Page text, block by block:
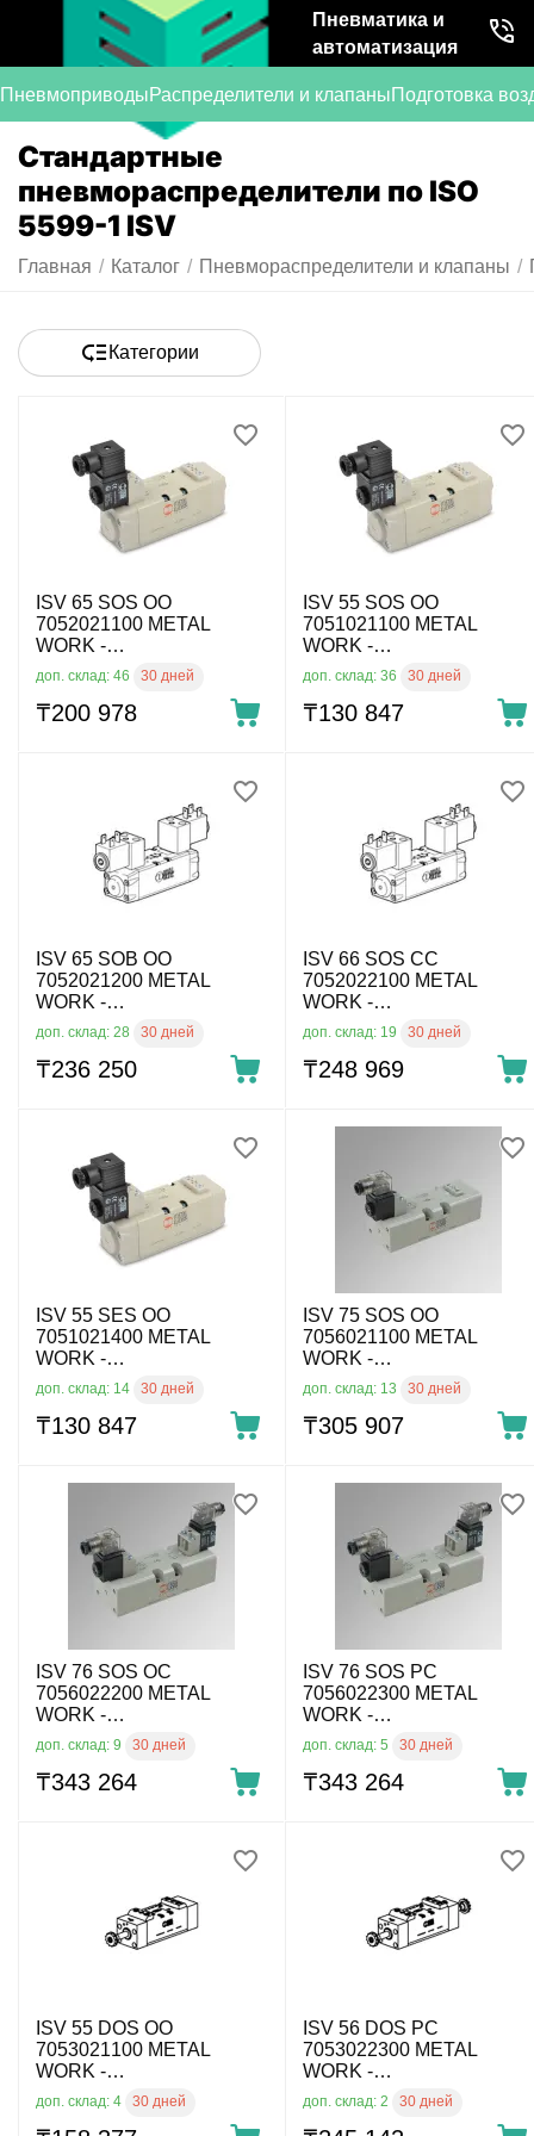
Пневматика и
автоматизация
ПневмоприводыРаспределители и клапаныПодготовка
Стандартные
пневмораспределители по ISO
5599-1 ISV
Главная / Каталог / Пневмораспределители и клапаны /
Категории
ISV 65 SOS OO
7052021100 METAL
WORK -
Пневмораспределитель
по ISO 5599 эл. упр., 5/2
моност., ISO 2, без катуш.
доп. склад: 46 30 дней
₸200 978
ISV 55 SOS OO
7051021100 METAL
WORK -
Пневмораспределитель
по ISO 5599 эл. упр., 5/2
моност., ISO 1, без катуш.
доп. склад: 36 30 дней
₸130 847
ISV 65 SOB OO
7052021200 METAL
WORK -
Пневмораспределитель
по ISO 5599 эл.. упр., 5/2
бист., ISO 2, без катуш.
доп. склад: 28 30 дней
₸236 250
ISV 66 SOS CC
7052022100 METAL
WORK -
Пневмораспределитель
по ISO 5599 эл.. упр., 5/3
закрыт, ISO 2, без катуш.
доп. склад: 19 30 дней
₸248 969
ISV 55 SES OO
7051021400 METAL
WORK -
Пневмораспределитель
по ISO 5599 эл. упр., 5/2
моност., ISO 1, без катуш.
доп. склад: 14 30 дней
₸130 847
ISV 75 SOS OO
7056021100 METAL
WORK -
Пневмораспределитель
по ISO 5599 эл. упр., 5/2
моност., ISO 3, без катуш.
доп. склад: 13 30 дней
₸305 907
ISV 76 SOS OC
7056022200 METAL
WORK -
Пневмораспределитель
по ISO 5599 эл.. упр., 5/3
выхлоп, ISO 3, без катуш.
доп. склад: 9 30 дней
₸343 264
ISV 76 SOS PC
7056022300 METAL
WORK -
Пневмораспределитель
ISO 5599 эл. упр., 5/3 под
давл., ISO 3, без катуш.
доп. склад: 5 30 дней
₸343 264
ISV 55 DOS OO
7053021100 METAL
WORK -
Пневмораспределитель
по ISO 5599 эл. упр., 5/2
доп. склад: 4 30 дней
ISV 56 DOS PC
7053022300 METAL
WORK -
Пневмораспределитель
ISO 5599 эл. упр., 5/3 под
доп. склад: 2 30 дней